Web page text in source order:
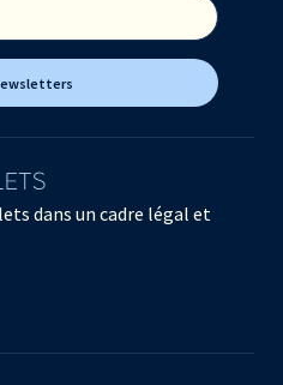
dans un cadre légal et